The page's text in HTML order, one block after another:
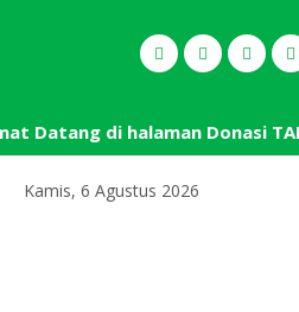
Kamis, 6 Agustus 2026
Datang di halaman Donasi